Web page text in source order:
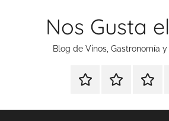
Nos Gusta
Blog de Vinos, Gastronomía
Especial
Tonics
Enoturismo
Gastronomía